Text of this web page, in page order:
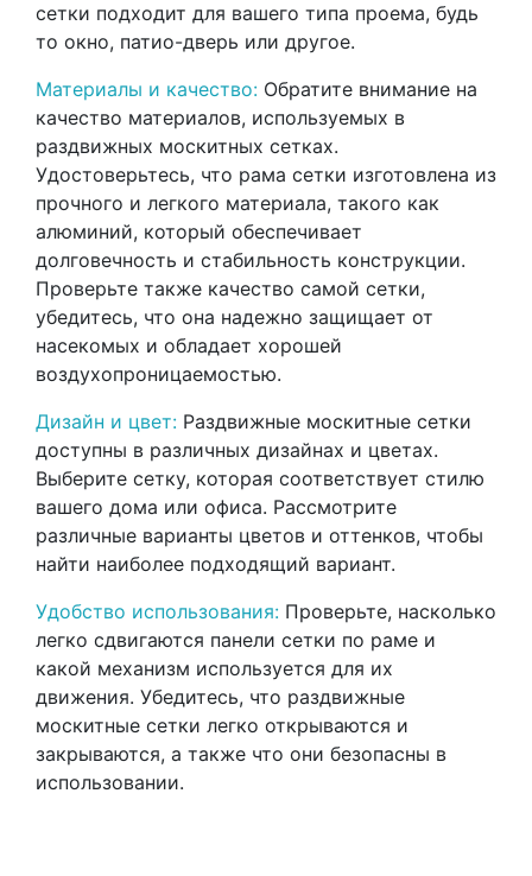
сетки подходит для вашего типа проема, будь
то окно, патио-дверь или другое.
Материалы и качество: Обратите внимание на
качество материалов, используемых в
раздвижных москитных сетках.
Удостоверьтесь, что рама сетки изготовлена из
прочного и легкого материала, такого как
алюминий, который обеспечивает
долговечность и стабильность конструкции.
Проверьте также качество самой сетки,
убедитесь, что она надежно защищает от
насекомых и обладает хорошей
воздухопроницаемостью.
Дизайн и цвет: Раздвижные москитные сетки
доступны в различных дизайнах и цветах.
Выберите сетку, которая соответствует стилю
вашего дома или офиса. Рассмотрите
различные варианты цветов и оттенков, чтобы
найти наиболее подходящий вариант.
Удобство использования: Проверьте, насколько
легко сдвигаются панели сетки по раме и
какой механизм используется для их
движения. Убедитесь, что раздвижные
москитные сетки легко открываются и
закрываются, а также что они безопасны в
использовании.